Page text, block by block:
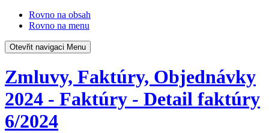
Rovno na obsah
Rovno na menu
Otevřit navigaci Menu
Zmluvy, Faktúry, Objednávky
2024 - Faktúry - Detail faktúry
6/2024